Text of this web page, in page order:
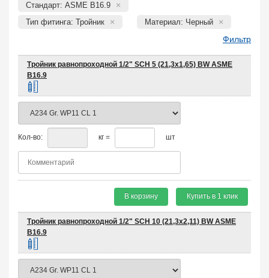
Стандарт: ASME B16.9
Тип фитинга: Тройник
Материал: Черный
Фильтр
Тройник равнопроходной 1/2" SCH 5 (21,3х1,65) BW ASME
B16.9
Кол-во: кг = шт
В корзину Купить в 1 клик
Тройник равнопроходной 1/2" SCH 10 (21,3х2,11) BW ASME
B16.9